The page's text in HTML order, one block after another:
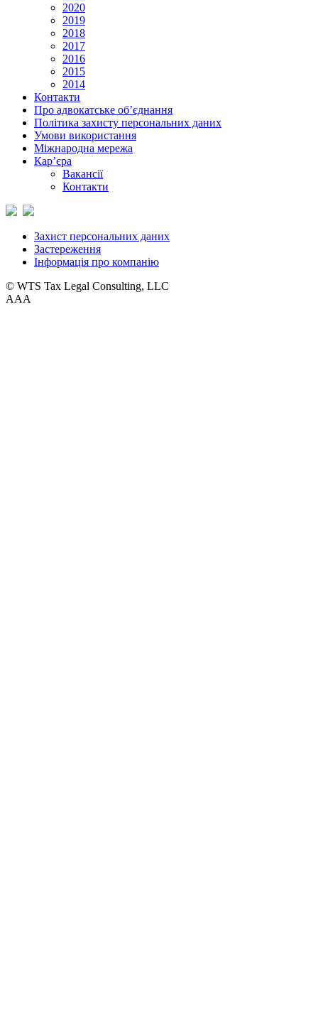
2020
2019
2018
2017
2016
2015
2014
Контакти
Про адвокатське об’єднання
Політика захисту персональних даних
Умови використання
Міжнародна мережа
Кар’єра
Вакансії
Контакти
Захист персональних даних
Застереження
Інформація про компанію
© WTS Tax Legal Consulting, LLC
AAA